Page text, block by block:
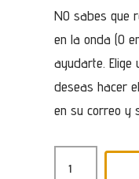
NO sabes que
en la onda (O
ayudarte.
deseas hacer
en su correo y